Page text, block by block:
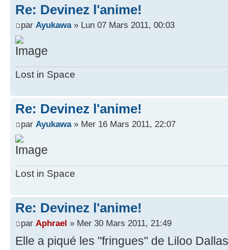
Re: Devinez l'anime!
par Ayukawa» Lun 07 Mars 2011, 00:03
Lost in Space
Re: Devinez l'anime!
par Ayukawa» Mer 16 Mars 2011, 22:07
Lost in Space
Re: Devinez l'anime!
par Aphrael » Mer 30 Mars 2011, 21:49
Elle a piqué les "fringues" de Liloo